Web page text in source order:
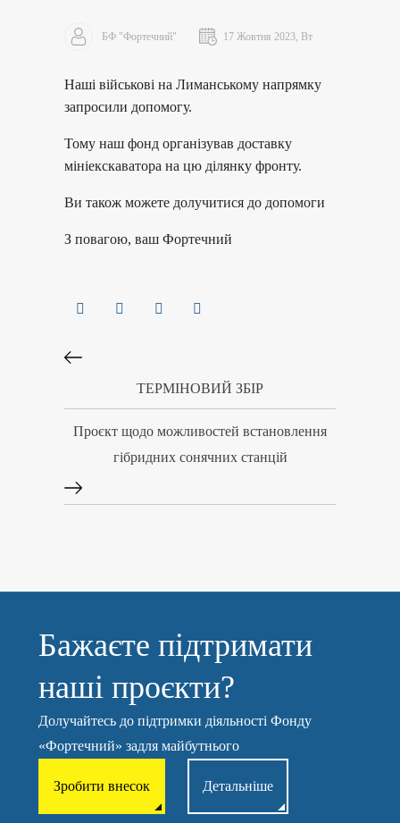
БФ "Фортечний" 17 Жовтня 2023, Вт
Наші військові на Лиманському напрямку
запросили допомогу.
Тому наш фонд організував доставку
мініекскаватора на цю ділянку фронту.
Ви також можете долучитися до допомоги
З повагою, ваш Фортечний
ТЕРМІНОВИЙ ЗБІР
Проєкт щодо можливостей встановлення
гібридних сонячних станцій
Бажаєте підтримати
наші проєкти?
Долучайтесь до підтримки діяльності Фонду
«Фортечний» задля майбутнього
Зробити внесок Детальніше